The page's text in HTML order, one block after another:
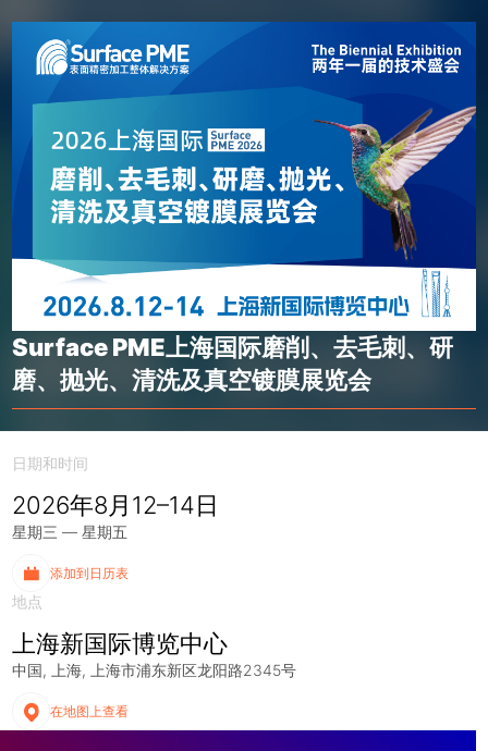
Surface PME上海国际磨削、去毛刺、研
磨、抛光、清洗及真空镀膜展览会
日期和时间
2026年8月12–14日
星期三 — 星期五
添加到日历表
地点
上海新国际博览中心
中国 上海 上海市浦东新区龙阳路2345号
在地图上查看